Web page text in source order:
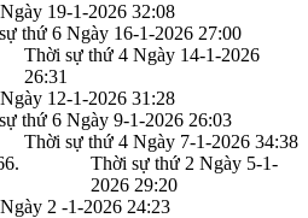
19-1-2026 32:08
thứ 6 Ngày 16-1-2026 27:00
Thời sự thứ 4 Ngày 14-1-2026
26:31
12-1-2026 31:28
thứ 6 Ngày 9-1-2026 26:03
Thời sự thứ 4 Ngày 7-1-2026 34:38
Thời sự thứ 2 Ngày 5-1-
2026 29:20
2 -1-2026 24:23